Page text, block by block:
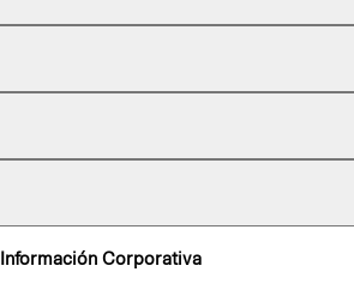
Información Corporativa